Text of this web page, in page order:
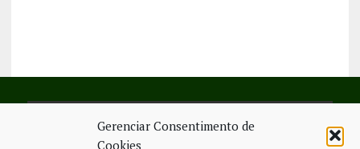
Gerenciar Consentimento de
Cookies
SIGA-NOS NO FACEBOOK